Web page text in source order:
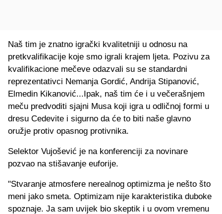
Naš tim je znatno igrački kvalitetniji u odnosu na
pretkvalifikacije koje smo igrali krajem ljeta. Pozivu za
kvalifikacione mečeve odazvali su se standardni
reprezentativci Nemanja Gordić, Andrija Stipanović,
Elmedin Kikanović...Ipak, naš tim će i u večerašnjem
meču predvoditi sjajni Musa koji igra u odličnoj formi u
dresu Cedevite i sigurno da će to biti naše glavno
oružje protiv opasnog protivnika.
Selektor Vujošević je na konferenciji za novinare
pozvao na stišavanje euforije.
"Stvaranje atmosfere nerealnog optimizma je nešto što
meni jako smeta. Optimizam nije karakteristika duboke
spoznaje. Ja sam uvijek bio skeptik i u ovom vremenu